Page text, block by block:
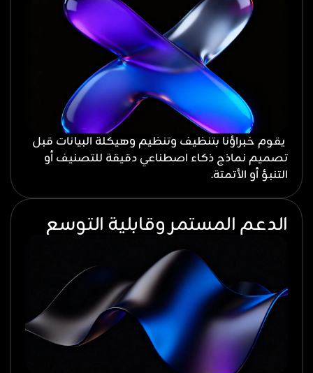
يقوم خبراؤنا بتنظيف وتنظيم وهيكلة البيانات قبل
تصميم نماذج ذكاء اصطناعي دقيقة للتصنيف أو
التنبؤ أو الأتمتة.
الدعم المستمر وقابلية التوسع